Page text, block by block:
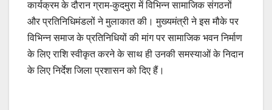
कार्यक्रम के दौरान ग्राम-कुदमुरा में विभिन्न सामाजिक संगठनों
और प्रतिनिधिमंडलों ने मुलाकात की। मुख्यमंत्री ने इस मौके पर
विभिन्न समाज के प्रतिनिधियों की मांग पर सामाजिक भवन निर्माण
के लिए राशि स्वीकृत करने के साथ ही उनकी समस्याओं के निदान
के लिए निर्देश जिला प्रशासन को दिए हैं।